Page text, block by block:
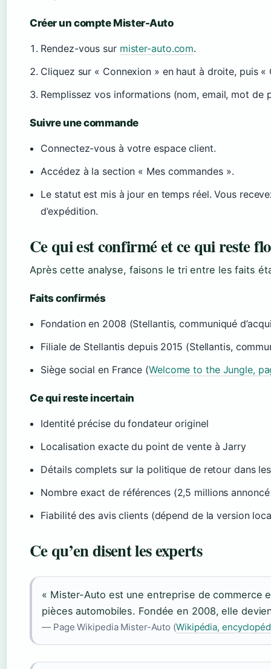
Créer un compte Mister-Auto
Rendez-vous sur mister-auto.com.
Cliquez sur « Connexion » en haut à droite, puis «
Remplissez vos informations (nom, email, mot de
Suivre une commande
Connectez-vous à votre espace client.
Accédez à la section « Mes commandes ».
Le statut est mis à jour en temps réel. Vous
d’expédition.
Ce qui est confirmé et ce qui reste
Après cette analyse, faisons le tri entre les faits
Faits confirmés
Fondation en 2008 (Stellantis, communiqué
Filiale de Stellantis depuis 2015 (Stellantis,
Siège social en France (Welcome to the Jungle,
Ce qui reste incertain
Identité précise du fondateur originel
Localisation exacte du point de vente à Jarry
Détails complets sur la politique de retour dans
Nombre exact de références (2,5 millions
Fiabilité des avis clients (dépend de la version
Ce qu’en disent les experts
« Mister-Auto est une entreprise de commerce
pièces automobiles. Fondée en 2008, elle
— Page Wikipedia Mister-Auto (Wikipédia,